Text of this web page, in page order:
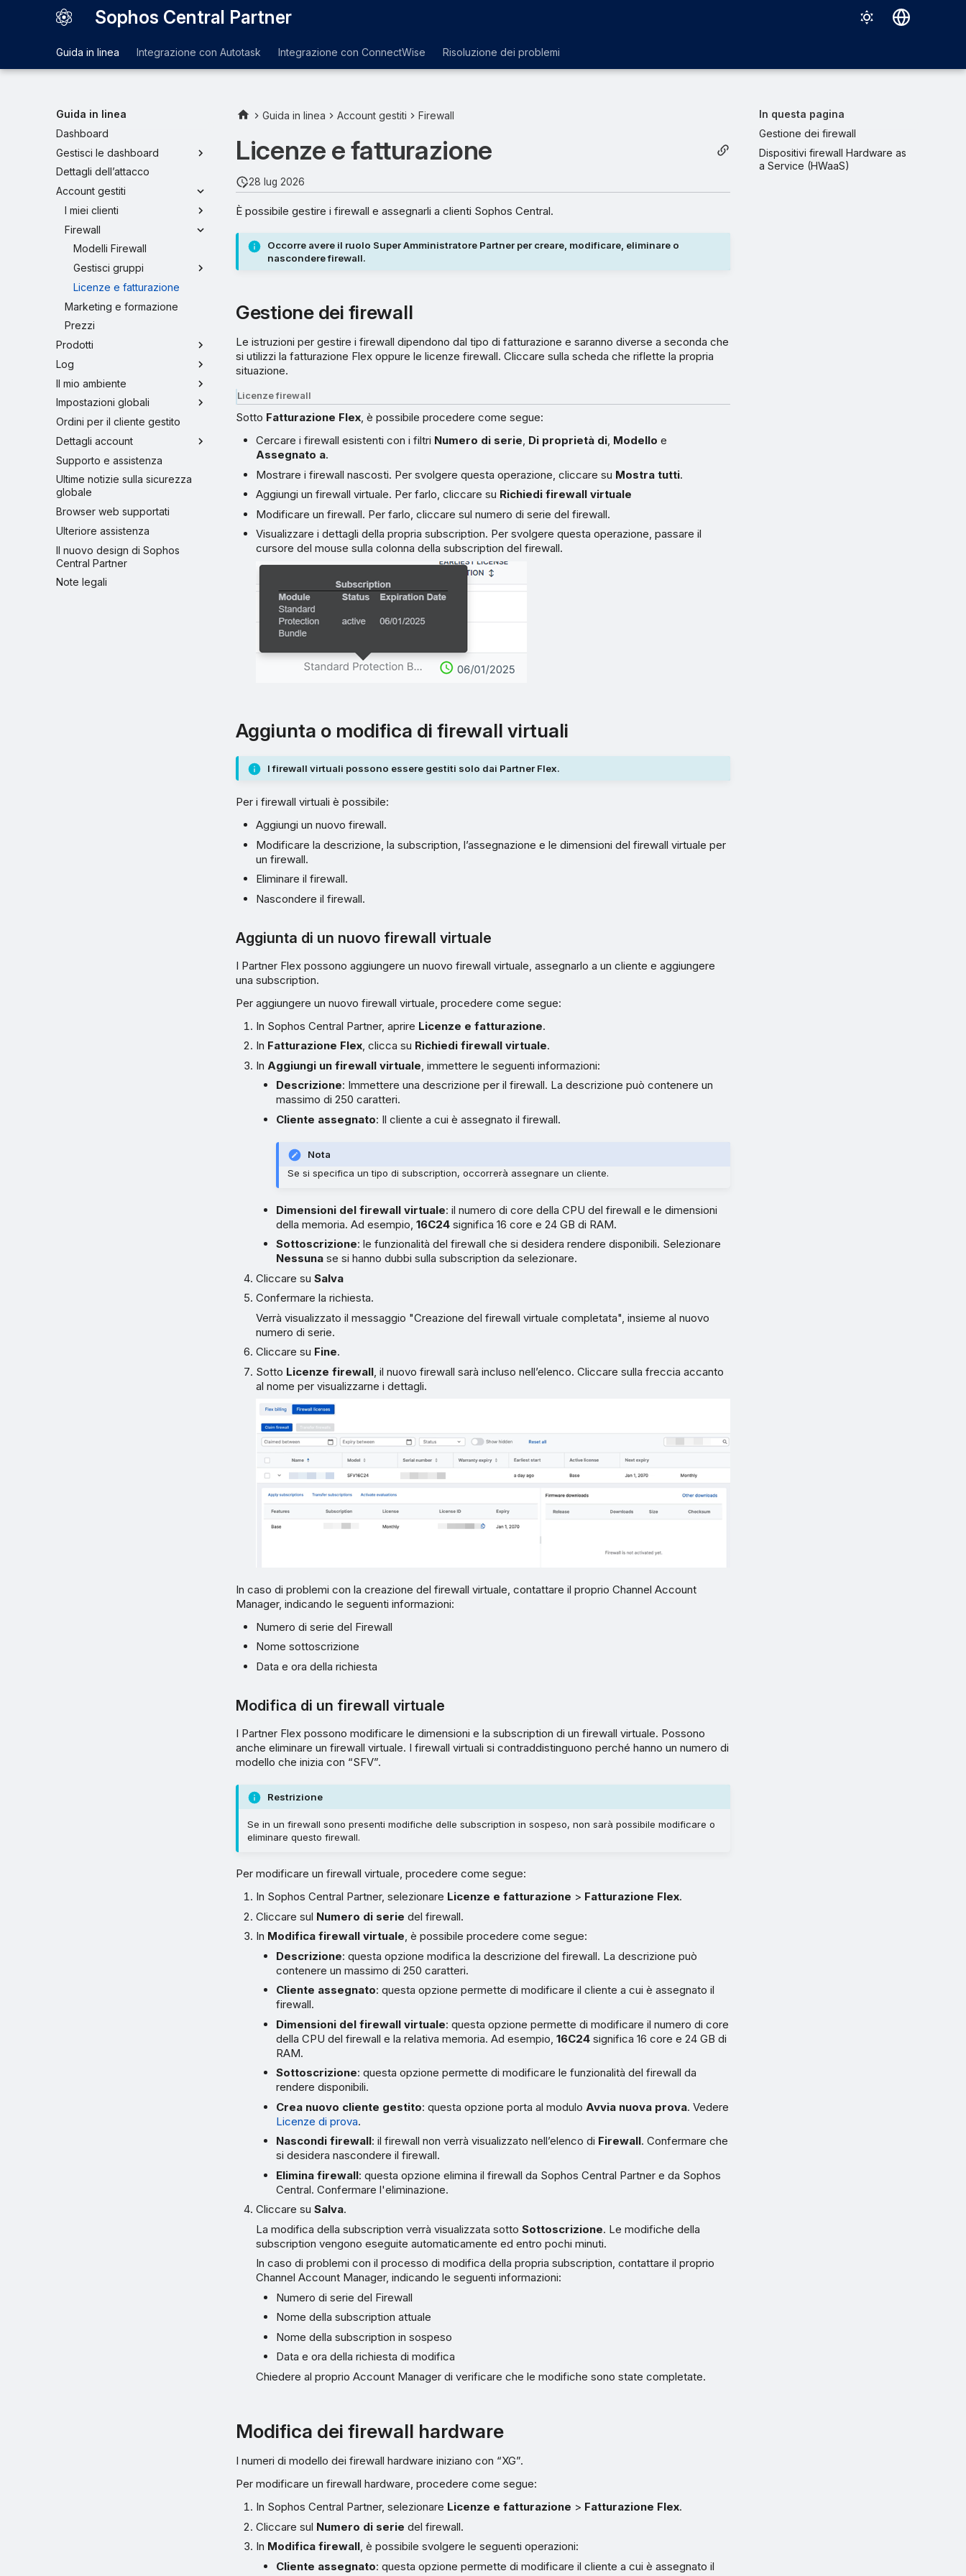
Sophos Central Partner
Français
Italiano
Guida in linea Integrazione con Autotask Integrazione con ConnectWise Risoluzione dei problemi
Guida in linea
Dashboard
Gestisci le dashboard
Dettagli dell’attacco
Account gestiti
I miei clienti
Firewall
Modelli Firewall
Gestisci gruppi
Licenze e fatturazione
Marketing e formazione
Prezzi
Prodotti
Log
Il mio ambiente
Impostazioni globali
Ordini per il cliente gestito
Dettagli account
Supporto e assistenza
Ultime notizie sulla sicurezza
globale
Browser web supportati
Ulteriore assistenza
Il nuovo design di Sophos
Central Partner
Note legali
In questa pagina
Gestione dei firewall
Dispositivi firewall Hardware as
a Service (HWaaS)
Guida in linea Account gestiti Firewall
Licenze e fatturazione
28 lug 2026
È possibile gestire i firewall e assegnarli a clienti Sophos Central.
Occorre avere il ruolo Super Amministratore Partner per creare, modificare, eliminare o
nascondere firewall.
Gestione dei firewall
Le istruzioni per gestire i firewall dipendono dal tipo di fatturazione e saranno diverse a seconda che
si utilizzi la fatturazione Flex oppure le licenze firewall. Cliccare sulla scheda che riflette la propria
situazione.
Licenze firewall
Sotto Fatturazione Flex, è possibile procedere come segue:
Cercare i firewall esistenti con i filtri Numero di serie, Di proprietà di, Modello e
Assegnato a.
Mostrare i firewall nascosti. Per svolgere questa operazione, cliccare su Mostra tutti.
Aggiungi un firewall virtuale. Per farlo, cliccare su Richiedi firewall virtuale
Modificare un firewall. Per farlo, cliccare sul numero di serie del firewall.
Visualizzare i dettagli della propria subscription. Per svolgere questa operazione, passare il
cursore del mouse sulla colonna della subscription del firewall.
Aggiunta o modifica di firewall virtuali
I firewall virtuali possono essere gestiti solo dai Partner Flex.
Per i firewall virtuali è possibile:
Aggiungi un nuovo firewall.
Modificare la descrizione, la subscription, l’assegnazione e le dimensioni del firewall virtuale per
un firewall.
Eliminare il firewall.
Nascondere il firewall.
Aggiunta di un nuovo firewall virtuale
I Partner Flex possono aggiungere un nuovo firewall virtuale, assegnarlo a un cliente e aggiungere
una subscription.
Per aggiungere un nuovo firewall virtuale, procedere come segue:
In Sophos Central Partner, aprire Licenze e fatturazione.
In Fatturazione Flex, clicca su Richiedi firewall virtuale.
InAggiungi un firewall virtuale, immettere le seguenti informazioni:
Descrizione: Immettere una descrizione per il firewall. La descrizione può contenere un
massimo di 250 caratteri.
Cliente assegnato: Il cliente a cui è assegnato il firewall.
Nota
Se si specifica un tipo di subscription, occorrerà assegnare un cliente.
Dimensioni del firewall virtuale: il numero di core della CPU del firewall e le dimensioni
della memoria. Ad esempio,16C24 significa 16 core e 24 GB di RAM.
Sottoscrizione: le funzionalità del firewall che si desidera rendere disponibili. Selezionare
Nessuna se si hanno dubbi sulla subscription da selezionare.
Cliccare suSalva
Confermare la richiesta.
Verrà visualizzato il messaggio "Creazione del firewall virtuale completata", insieme al nuovo
numero di serie.
Cliccare su Fine.
Sotto Licenze firewall , il nuovo firewall sarà incluso nell’elenco. Cliccare sulla freccia accanto
al nome per visualizzarne i dettagli.
In caso di problemi con la creazione del firewall virtuale, contattare il proprio Channel Account
Manager, indicando le seguenti informazioni:
Numero di serie del Firewall
Nome sottoscrizione
Data e ora della richiesta
Modifica di un firewall virtuale
I Partner Flex possono modificare le dimensioni e la subscription di un firewall virtuale. Possono
anche eliminare un firewall virtuale. I firewall virtuali si contraddistinguono perché hanno un numero di
modello che inizia con “SFV”.
Restrizione
Se in un firewall sono presenti modifiche delle subscription in sospeso, non sarà possibile modificare o
eliminare questo firewall.
Per modificare un firewall virtuale, procedere come segue:
In Sophos Central Partner, selezionare Licenze e fatturazione > Fatturazione Flex.
Cliccare sul Numero di serie del firewall.
In Modifica firewall virtuale, è possibile procedere come segue:
Descrizione: questa opzione modifica la descrizione del firewall. La descrizione può
contenere un massimo di 250 caratteri.
Cliente assegnato: questa opzione permette di modificare il cliente a cui è assegnato il
firewall.
Dimensioni del firewall virtuale: questa opzione permette di modificare il numero di core
della CPU del firewall e la relativa memoria. Ad esempio,16C24 significa 16 core e 24 GB di
RAM.
Sottoscrizione: questa opzione permette di modificare le funzionalità del firewall da
rendere disponibili.
Crea nuovo cliente gestito: questa opzione porta al moduloAvvia nuova prova. Vedere
Licenze di prova.
Nascondi firewall: il firewall non verrà visualizzato nell’elenco di Firewall. Confermare che
si desidera nascondere il firewall.
Elimina firewall: questa opzione elimina il firewall da Sophos Central Partner e da Sophos
Central. Confermare l'eliminazione.
Cliccare suSalva.
La modifica della subscription verrà visualizzata sottoSottoscrizione. Le modifiche della
subscription vengono eseguite automaticamente ed entro pochi minuti.
In caso di problemi con il processo di modifica della propria subscription, contattare il proprio
Channel Account Manager, indicando le seguenti informazioni:
Numero di serie del Firewall
Nome della subscription attuale
Nome della subscription in sospeso
Data e ora della richiesta di modifica
Chiedere al proprio Account Manager di verificare che le modifiche sono state completate.
Modifica dei firewall hardware
I numeri di modello dei firewall hardware iniziano con “XG”.
Per modificare un firewall hardware, procedere come segue:
In Sophos Central Partner, selezionare Licenze e fatturazione > Fatturazione Flex.
Cliccare sul Numero di serie del firewall.
In Modifica firewall, è possibile svolgere le seguenti operazioni:
Cliente assegnato: questa opzione permette di modificare il cliente a cui è assegnato il